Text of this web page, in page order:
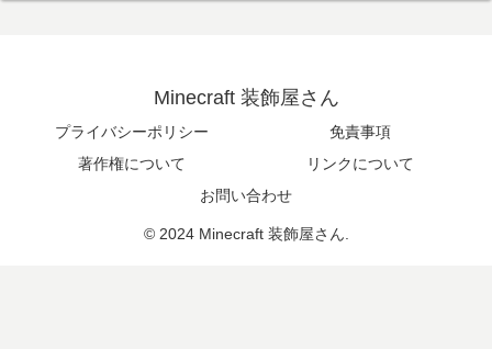
Minecraft 装飾屋さん
プライバシーポリシー
免責事項
著作権について
リンクについて
お問い合わせ
© 2024 Minecraft 装飾屋さん.